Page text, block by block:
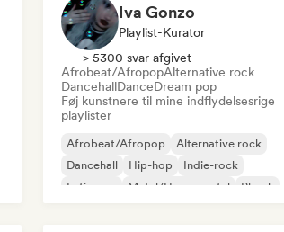
Iva Gonzo
Playlist-Kurator
> 5300 svar afgivet
Afrobeat/AfropopAlternative rock
DancehallDanceDream pop
Føj kunstnere til mine indflydelsesrige
playlister
Afrobeat/Afropop
Alternative rock
Dancehall
Hip-hop
Indie-rock
Latin pop
Metal/Heavy metal Phonk